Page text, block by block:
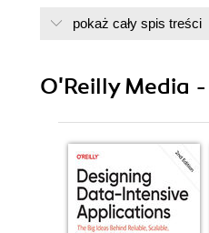
Versions
Variable
Request for
Acknowledgments
1. Introduction
Secure Systems
pokaż cały spis treści
O'Reilly Media